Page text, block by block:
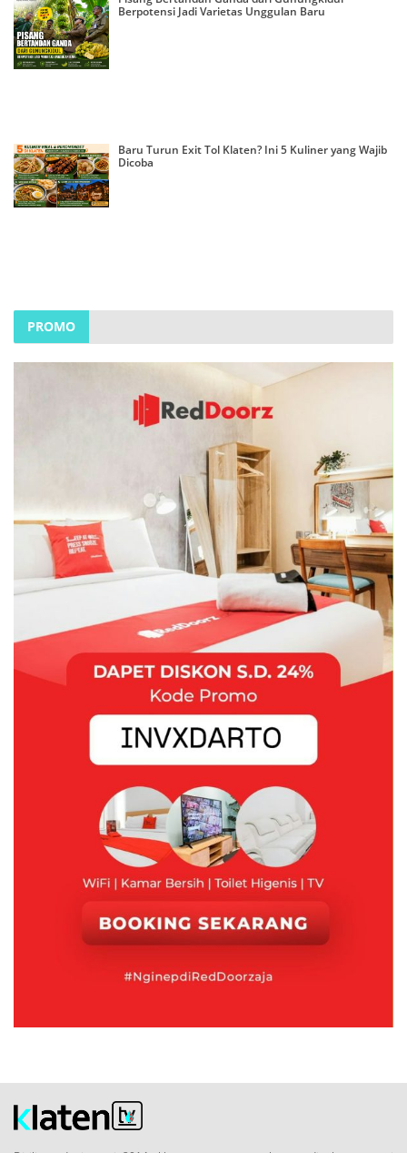
Berpotensi Jadi Varietas Unggulan Baru
Baru Turun Exit Tol Klaten? Ini 5 Kuliner yang Wajib
Dicoba
PROMO